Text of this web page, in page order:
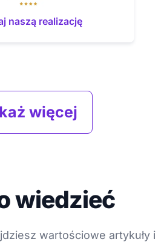
naszą realizację
więcej
wiedzieć
wartościowe artykuły i